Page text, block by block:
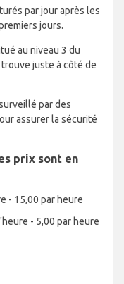
par jour après les
jours.
au niveau 3 du
juste à côté de
par des
assurer la sécurité
prix sont en
- 15,00 par heure
- 5,00 par heure